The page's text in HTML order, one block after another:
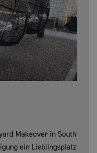
Makeover in South
ein Lieblingsplatz